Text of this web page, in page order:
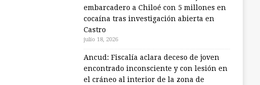
embarcadero a Chiloé con 5 millones en
cocaína tras investigación abierta en
Castro
julio 18, 2026
Ancud: Fiscalía aclara deceso de joven
encontrado inconsciente y con lesión en
el cráneo al interior de la zona de